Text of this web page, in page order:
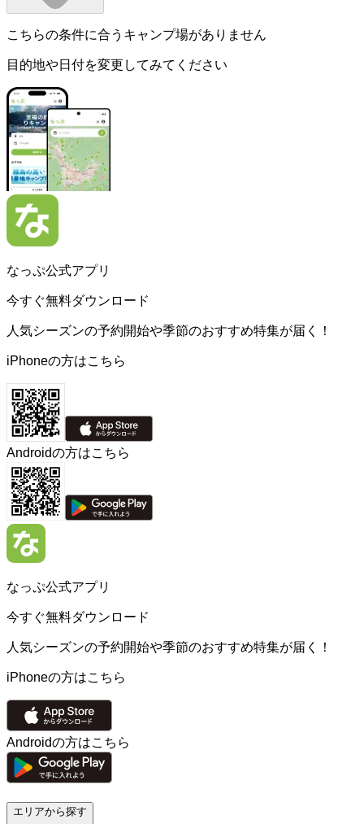
こちらの条件に合うキャンプ場がありません
目的地や日付を変更してみてください
なっぷ公式アプリ
今すぐ無料ダウンロード
人気シーズンの予約開始や季節のおすすめ特集が届く！
iPhoneの方はこちら
Androidの方はこちら
なっぷ公式アプリ
今すぐ無料ダウンロード
人気シーズンの予約開始や季節のおすすめ特集が届く！
iPhoneの方はこちら
Androidの方はこちら
エリアから探す